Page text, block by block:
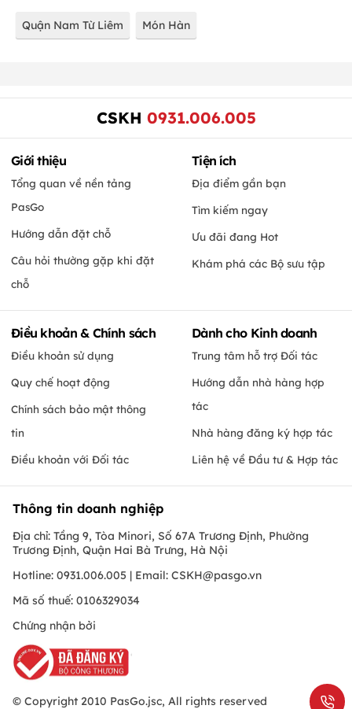
Quận Nam Từ Liêm Món Hàn
CSKH 0931.006.005
Giới thiệu
Tổng quan về nền tảng
PasGo
Hướng dẫn đặt chỗ
Câu hỏi thường gặp khi đặt
chỗ
Tiện ích
Địa điểm gần bạn
Tìm kiếm ngay
Ưu đãi đang Hot
Khám phá các Bộ sưu tập
Điều khoản & Chính sách
Điều khoản sử dụng
Quy chế hoạt động
Chính sách bảo mật thông
tin
Điều khoản với Đối tác
Dành cho Kinh doanh
Trung tâm hỗ trợ Đối tác
Hướng dẫn nhà hàng hợp
tác
Nhà hàng đăng ký hợp tác
Liên hệ về Đầu tư & Hợp tác
Thông tin doanh nghiệp
Địa chỉ: Tầng 9, Tòa Minori, Số 67A Trương Định, Phường
Trương Định, Quận Hai Bà Trưng, Hà Nội
Hotline: 0931.006.005 | Email: CSKH@pasgo.vn
Mã số thuế: 0106329034
Chứng nhận bởi
© Copyright 2010 PasGo.jsc, All rights reserved